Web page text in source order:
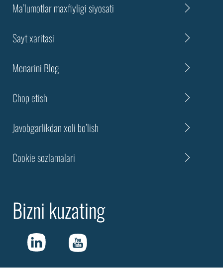
Ma’lumotlar maxfiyligi siyosati
Sayt xaritasi
Menarini Blog
Chоp etish
Javobgarlikdan xoli bo’lish
Cookie sozlamalari
Bizni kuzating